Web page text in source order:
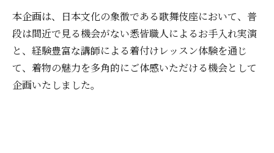
本企画は、日本文化の象徴である歌舞伎座において、普
段は間近で見る機会がない悉皆職人によるお手入れ実演
と、経験豊富な講師による着付けレッスン体験を通じ
て、着物の魅力を多角的にご体感いただける機会として
企画いたしました。